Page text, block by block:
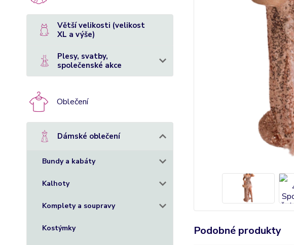
Větší velikosti (velikost
XL a výše)
Plesy, svatby,
společenské akce
Oblečení
Dámské oblečení
Bundy a kabáty
Kalhoty
Komplety a soupravy
Kostýmky Podobné produkty